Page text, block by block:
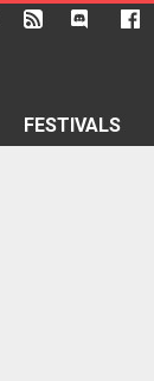
FESTIVALS